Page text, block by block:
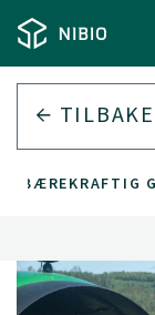
BÆREKRAFTIG